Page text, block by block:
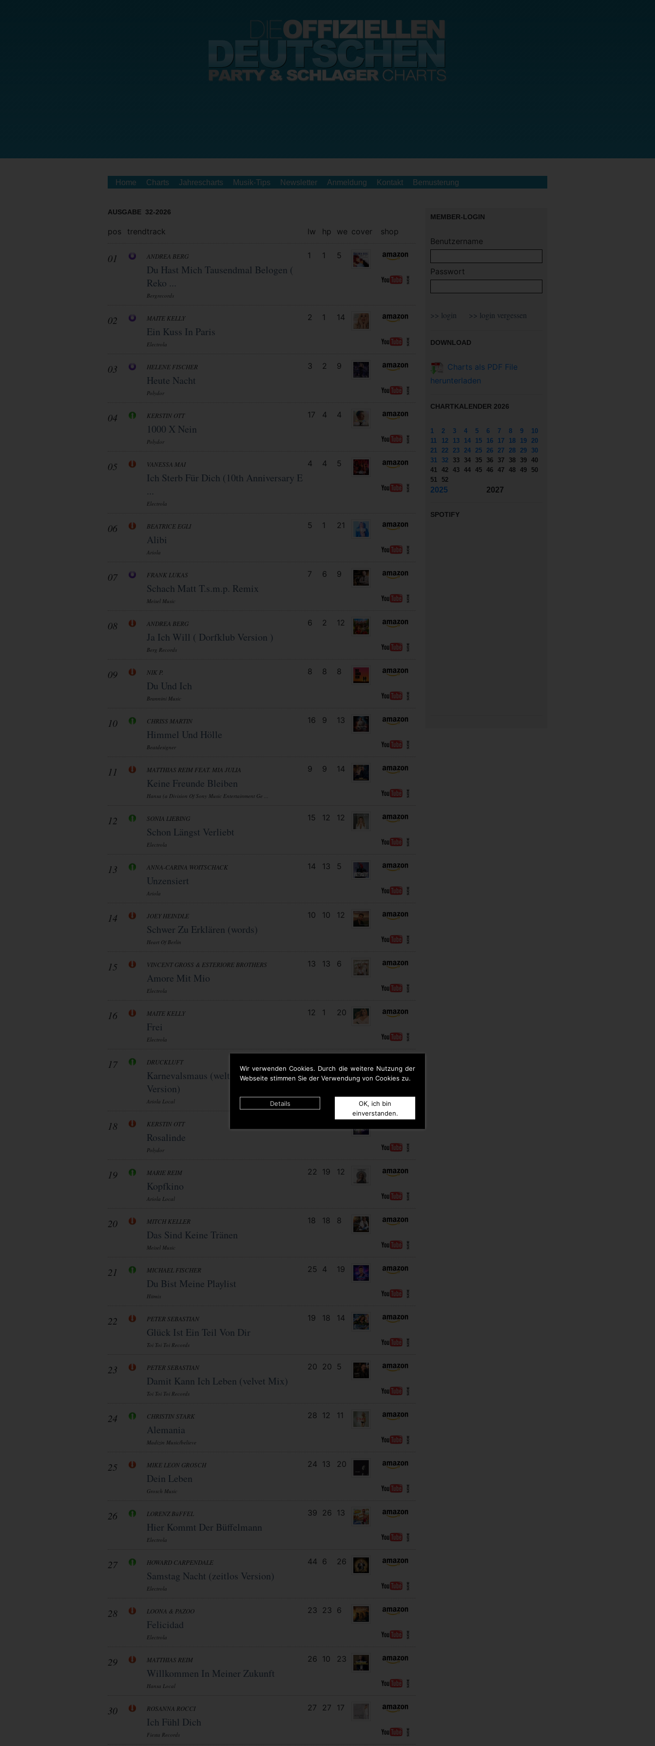
Wir verwenden Cookies. Durch die weitere Nutzung der
Webseite stimmen Sie der Verwendung von Cookies zu.
Details
OK, ich bin
einverstanden.
Home Charts Jahrescharts Musik-Tips Newsletter Anmeldung Kontakt Bemusterung
AUSGABE 32-2026
pos trendtrack lw hp we cover shop
01 ANDREA BERG
Du Hast Mich Tausendmal Belogen (
Reko ...
Bergrecords
1 1 5
02 MAITE KELLY
Ein Kuss In Paris
Electrola
2 1 14
03 HELENE FISCHER
Heute Nacht
Polydor
3 2 9
04 KERSTIN OTT
1000 X Nein
Polydor
17 4 4
05 VANESSA MAI
Ich Sterb Für Dich (10th Anniversary E
...
Electrola
4 4 5
06 BEATRICE EGLI
Alibi
Ariola
5 1 21
07 FRANK LUKAS
Schach Matt T.s.m.p. Remix
Meisel Music
7 6 9
08 ANDREA BERG
Ja Ich Will ( Dorfklub Version )
Berg Records
6 2 12
09 NIK P.
Du Und Ich
Brannini Music
8 8 8
10 CHRISS MARTIN
Himmel Und Hölle
Beatdesigner
16 9 13
11 MATTHIAS REIM FEAT. MIA JULIA
Keine Freunde Bleiben
Hansa (a Division Of Sony Music Entertainment Ge ...
9 9 14
12 SONIA LIEBING
Schon Längst Verliebt
Electrola
15 12 12
13 ANNA-CARINA WOITSCHACK
Unzensiert
Ariola
14 13 5
14 JOEY HEINDLE
Schwer Zu Erklären (words)
Heart Of Berlin
10 10 12
15 VINCENT GROSS & ESTERIORE BROTHERS
Amore Mit Mio
Electrola
13 13 6
16 MAITE KELLY
Frei
Electrola
12 1 20
17 DRUCKLUFT
Karnevalsmaus (weltmeistermaus
Version)
Ariola Local
18 KERSTIN OTT
Rosalinde
Polydor
19 MARIE REIM
Kopfkino
Ariola Local
22 19 12
20 MITCH KELLER
Das Sind Keine Tränen
Meisel Music
18 18 8
21 MICHAEL FISCHER
Du Bist Meine Playlist
Hitmix
25 4 19
22 PETER SEBASTIAN
Glück Ist Ein Teil Von Dir
Toi Toi Toi Records
19 18 14
23 PETER SEBASTIAN
Damit Kann Ich Leben (velvet Mix)
Toi Toi Toi Records
20 20 5
24 CHRISTIN STARK
Alemania
Madizin Music/believe
28 12 11
25 MIKE LEON GROSCH
Dein Leben
Grosch Music
24 13 20
26 LORENZ BüFFEL
Hier Kommt Der Büffelmann
Electrola
39 26 13
27 HOWARD CARPENDALE
Samstag Nacht (zeitlos Version)
Electrola
44 6 26
28 LOONA & PAZOO
Felicidad
Electrola
23 23 6
29 MATTHIAS REIM
Willkommen In Meiner Zukunft
Hansa Local
26 10 23
30 ROSANNA ROCCI
Ich Fühl Dich
Fiesta Records
27 27 17
MEMBER-LOGIN
Benutzername
Passwort
DOWNLOAD
Charts als PDF File
herunterladen
CHARTKALENDER 2026
1 2 3 4 5 6 7 8 9
10
11
12 13 14 15 16 17 18 19
20
21
22 23 24 25 26 27 28 29
30
31
32 33 34 35 36 37 38 39 40
41
42 43 44 45 46 47 48 49
50
51
52
2025 2027
SPOTIFY